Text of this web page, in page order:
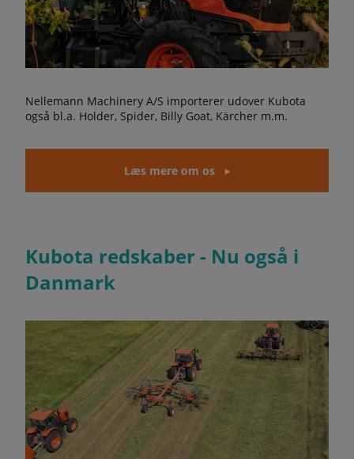
Nellemann Machinery A/S importerer udover Kubota
også bl.a. Holder, Spider, Billy Goat, Kärcher m.m.
Læs mere om os
Kubota redskaber - Nu også i
Danmark